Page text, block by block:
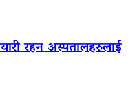
रहन अस्पतालहरुलाई